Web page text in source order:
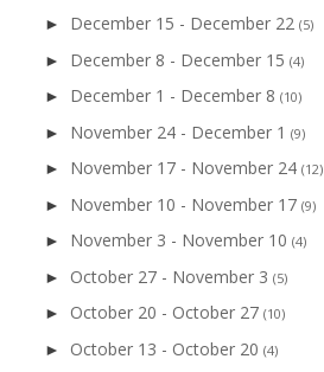
► December 15 - December 22 (5)
► December 8 - December 15 (4)
► December 1 - December 8 (10)
► November 24 - December 1 (9)
► November 17 - November 24 (12)
► November 10 - November 17 (9)
► November 3 - November 10 (4)
► October 27 - November 3 (5)
► October 20 - October 27 (10)
► October 13 - October 20 (4)